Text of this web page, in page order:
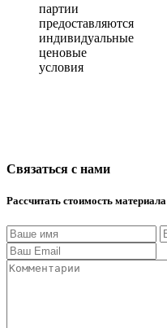
партии
предоставляются
индивидуальные
ценовые
условия
Связаться с нами
Рассчитать стоимость материала